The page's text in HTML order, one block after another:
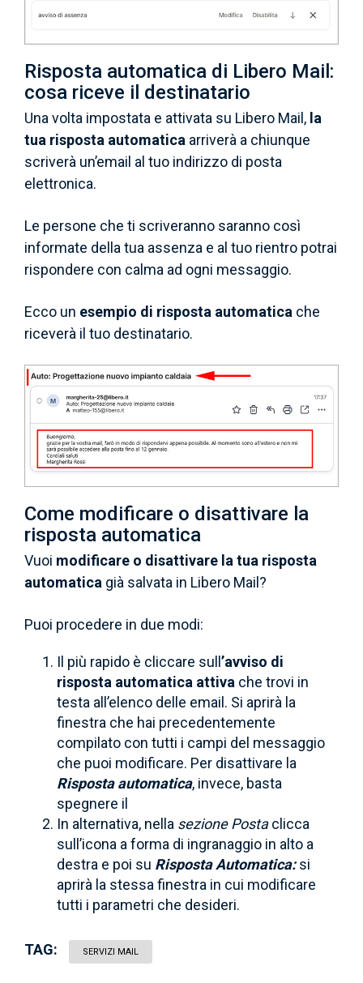
Risposta automatica di Libero Mail:
cosa riceve il destinatario
Una volta impostata e attivata su Libero Mail, la
tua risposta automatica arriverà a chiunque
scriverà un’email al tuo indirizzo di posta
elettronica.
Le persone che ti scriveranno saranno così
informate della tua assenza e al tuo rientro potrai
rispondere con calma ad ogni messaggio.
Ecco un esempio di risposta automatica che
riceverà il tuo destinatario.
Come modificare o disattivare la
risposta automatica
Vuoi modificare o disattivare la tua risposta
automatica già salvata in Libero Mail?
Puoi procedere in due modi:
Il più rapido è cliccare sull’avviso di
risposta automatica attiva che trovi in
testa all’elenco delle email. Si aprirà la
finestra che hai precedentemente
compilato con tutti i campi del messaggio
che puoi modificare. Per disattivare la
Risposta automatica, invece, basta
spegnere il
In alternativa, nella sezione Postaclicca
sull’icona a forma di ingranaggio in alto a
destra e poi su Risposta Automatica:si
aprirà la stessa finestra in cui modificare
tutti i parametri che desideri.
TAG: SERVIZI MAIL